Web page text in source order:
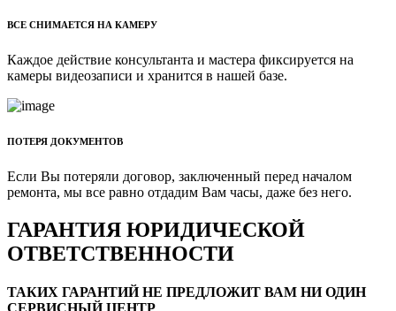
ВСЕ СНИМАЕТСЯ НА КАМЕРУ
Каждое действие консультанта и мастера фиксируется на
камеры видеозаписи и хранится в нашей базе.
ПОТЕРЯ ДОКУМЕНТОВ
Если Вы потеряли договор, заключенный перед началом
ремонта, мы все равно отдадим Вам часы, даже без него.
ГАРАНТИЯ ЮРИДИЧЕСКОЙ
ОТВЕТСТВЕННОСТИ
ТАКИХ ГАРАНТИЙ НЕ ПРЕДЛОЖИТ ВАМ НИ ОДИН